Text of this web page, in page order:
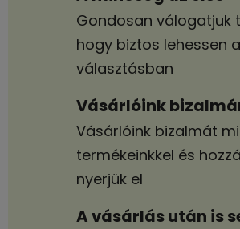
Gondosan válogatjuk
hogy biztos lehessen
választásban
Vásárlóink
Vásárlóink bizalmát
termékeinkkel és
nyerjük el
A vásárlás után is